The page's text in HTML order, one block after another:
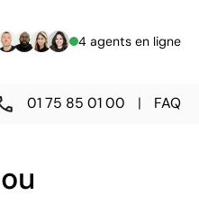
4 agents en ligne
01 75 85 01 00 | FAQ